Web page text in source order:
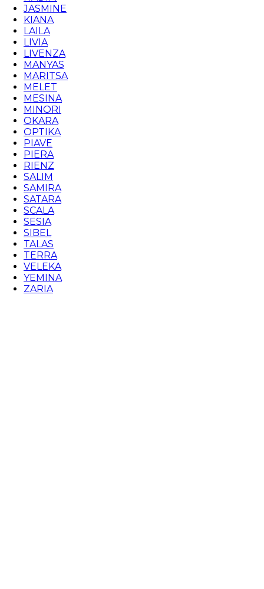
JASMINE
KIANA
LAILA
LIVIA
LIVENZA
MANYAS
MARITSA
MELET
MESINA
MINORI
OKARA
OPTIKA
PIAVE
PIERA
RIENZ
SALIM
SAMIRA
SATARA
SCALA
SESIA
SIBEL
TALAS
TERRA
VELEKA
YEMINA
ZARIA